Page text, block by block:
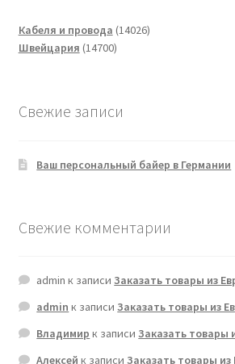
Кабеля и провода 1402614026
Швейцария 1470014700
Свежие записи
Ваш персональный байер в Германии
Свежие комментарии
admin к записиЗаказать товары из
admin к записиЗаказать товары из
Владимир к записиЗаказать товары
Алексей к записиЗаказать товары из